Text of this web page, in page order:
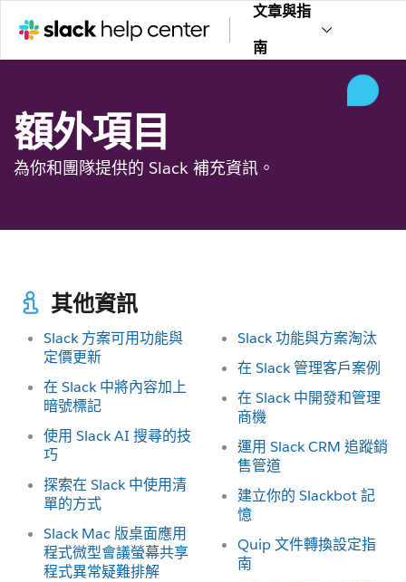
文章與指
南
額外項目
為你和團隊提供的 Slack 補充資訊。
其他資訊
Slack 方案可用功能與
定價更新
在 Slack 中將內容加上
暗號標記
使用 Slack AI 搜尋的技
巧
探索在 Slack 中使用清
單的方式
Slack Mac 版桌面應用
程式微型會議螢幕共享
程式異常疑難排解
Slack 功能與方案淘汰
在 Slack 管理客戶案例
在 Slack 中開發和管理
商機
運用 Slack CRM 追蹤銷
售管道
建立你的 Slackbot 記
憶
Quip 文件轉換設定指
南